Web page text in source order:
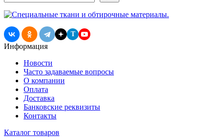
T
Информация
Новости
Часто задаваемые вопросы
О компании
Оплата
Доставка
Банковские реквизиты
Контакты
Каталог товаров